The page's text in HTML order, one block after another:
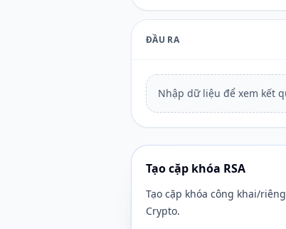
ĐẦU RA
Nhập dữ liệu để xem kết
Tạo cặp khóa RSA
Tạo cặp khóa công khai/
Crypto.